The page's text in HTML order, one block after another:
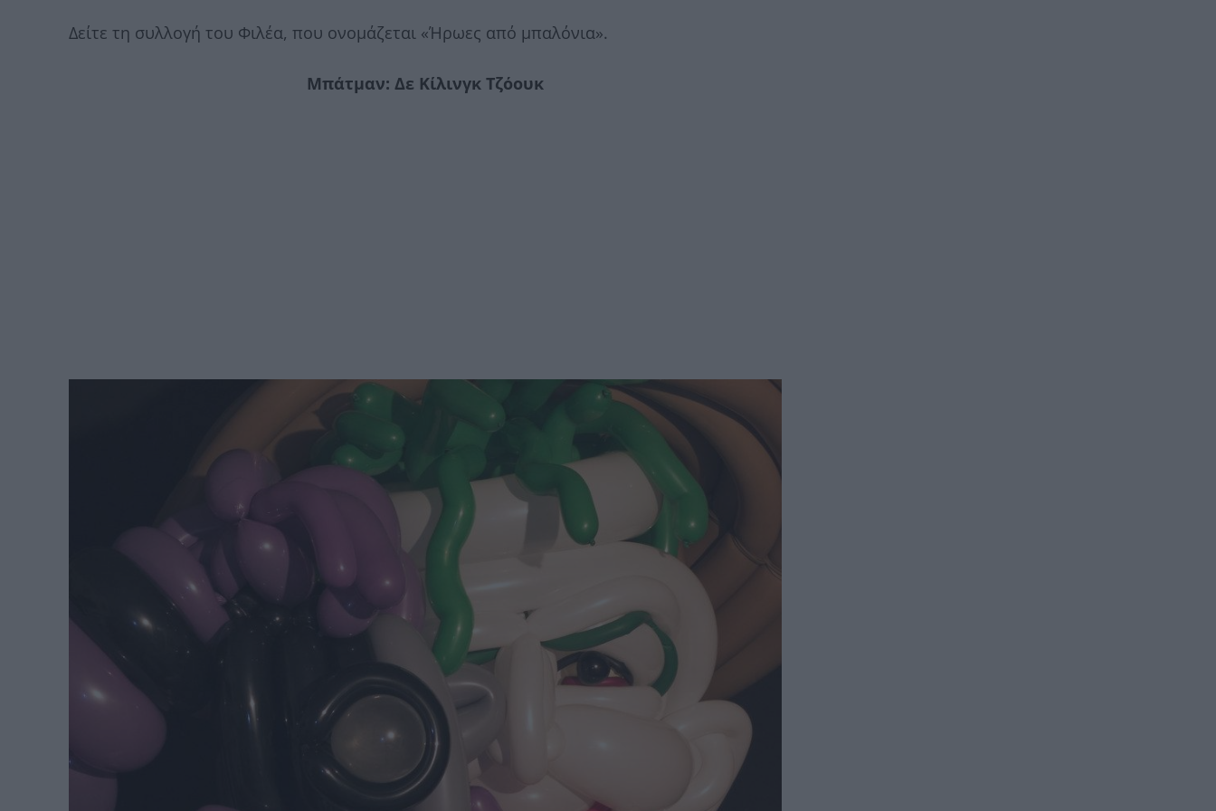
Δείτε τη συλλογή του Φιλέα, που ονομάζεται «Ήρωες από μπαλόνια».
Μπάτμαν: Δε Κίλινγκ Τζόουκ